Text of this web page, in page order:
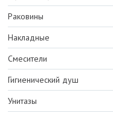
Раковины
Накладные
Смесители
Гигиенический душ
Унитазы